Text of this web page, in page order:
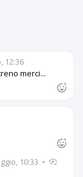
12:36
merci...
10:33 •